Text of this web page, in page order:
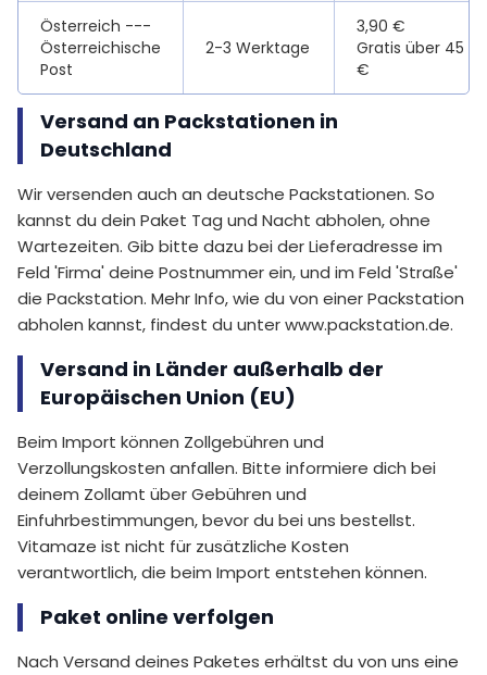
Österreich ---
Österreichische
Post
2-3 Werktage
3,90 €
Gratis über 45
€
Versand an Packstationen in
Deutschland
Wir versenden auch an deutsche Packstationen. So
kannst du dein Paket Tag und Nacht abholen, ohne
Wartezeiten. Gib bitte dazu bei der Lieferadresse im
Feld 'Firma' deine Postnummer ein, und im Feld 'Straße'
die Packstation. Mehr Info, wie du von einer Packstation
abholen kannst, findest du unter www.packstation.de.
Versand in Länder außerhalb der
Europäischen Union (EU)
Beim Import können Zollgebühren und
Verzollungskosten anfallen. Bitte informiere dich bei
deinem Zollamt über Gebühren und
Einfuhrbestimmungen, bevor du bei uns bestellst.
Vitamaze ist nicht für zusätzliche Kosten
verantwortlich, die beim Import entstehen können.
Paket online verfolgen
Nach Versand deines Paketes erhältst du von uns eine